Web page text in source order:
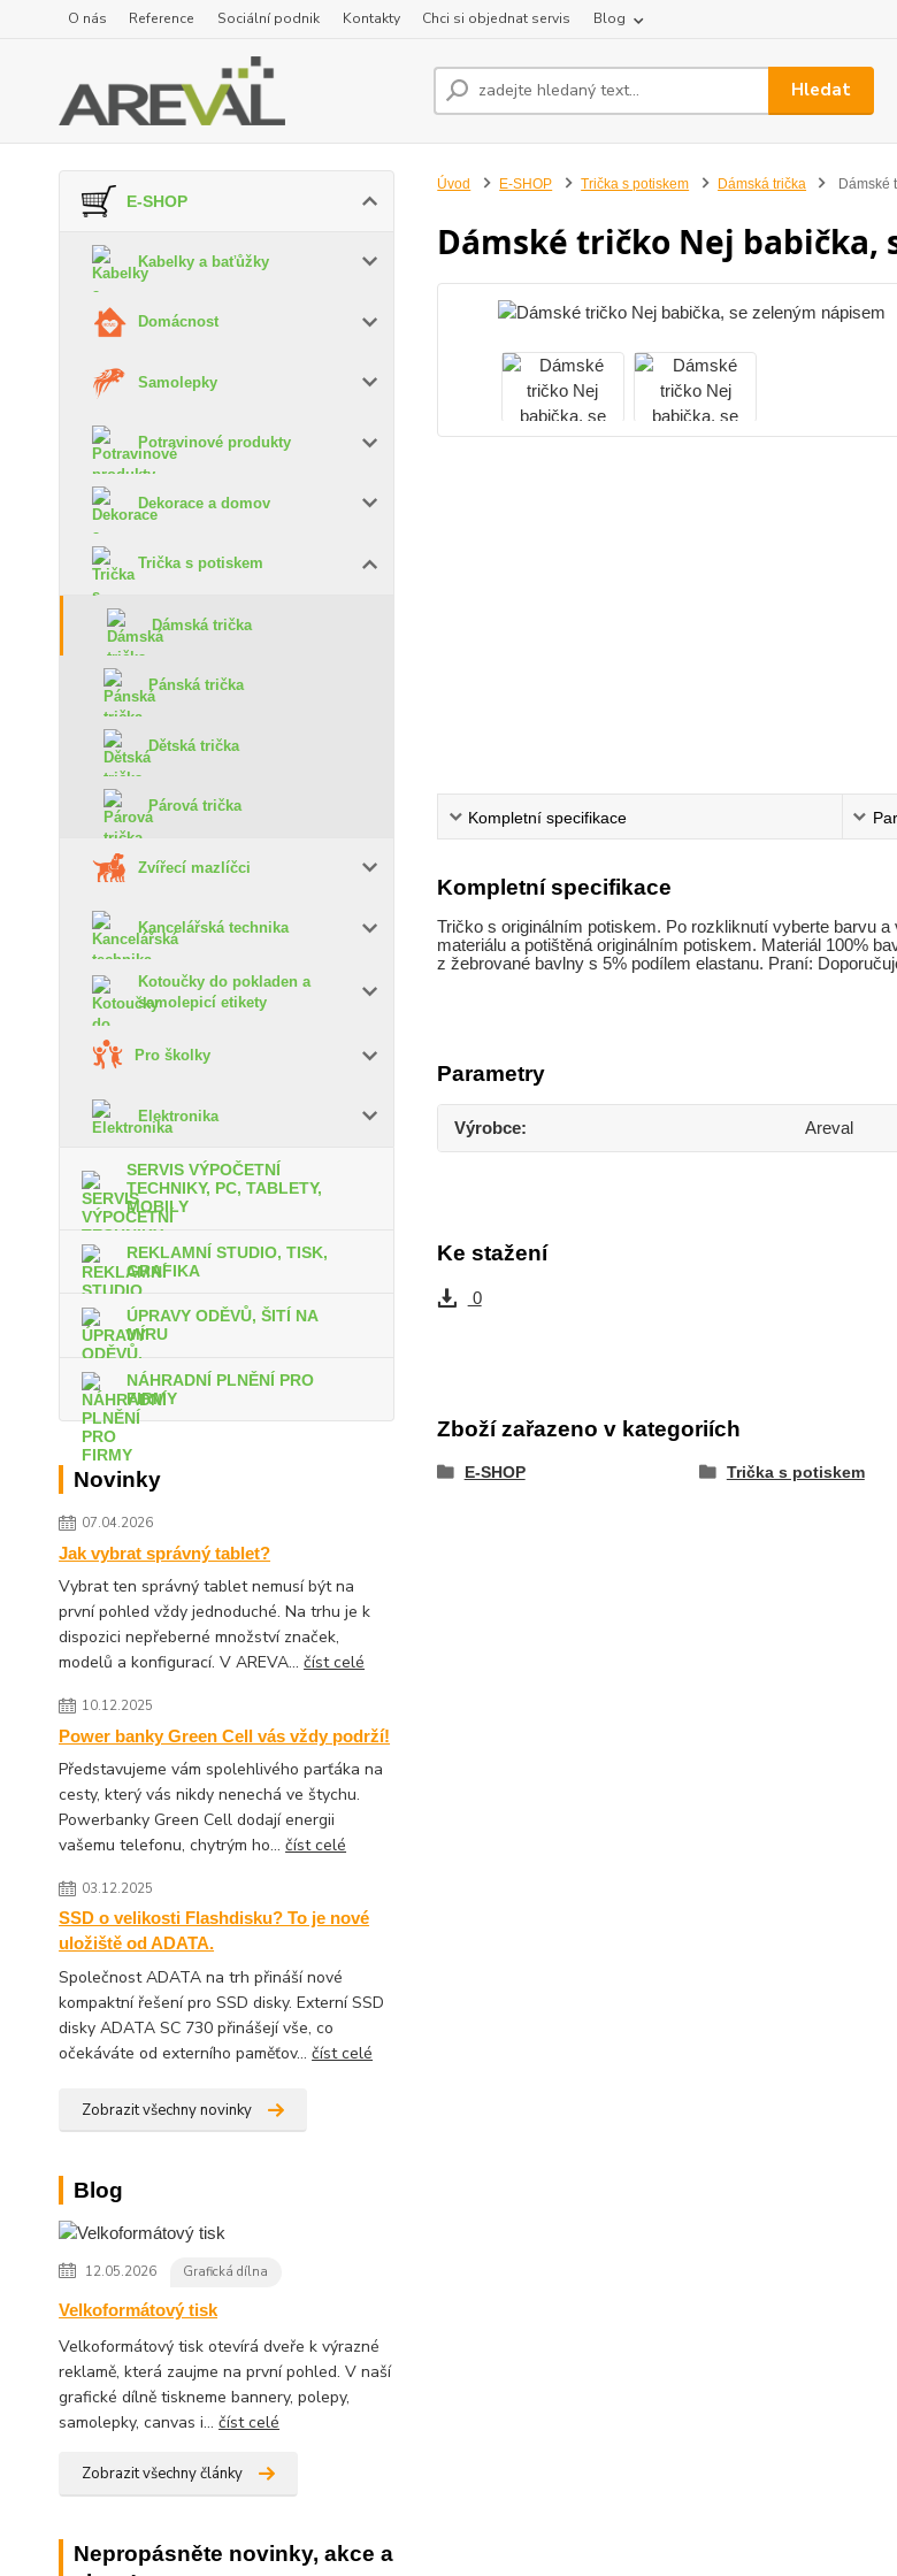
O nás Reference Sociální podnik Kontakty Chci si objednat servis Blog
Hledat
E-SHOP
Kabelky a baťůžky
Domácnost
Samolepky
Potravinové produkty
Dekorace a domov
Trička s potiskem
Dámská trička
Pánská trička
Dětská trička
Párová trička
Zvířecí mazlíčci
Kancelářská technika
Kotoučky do pokladen a
samolepicí etikety
Pro školky
Elektronika
SERVIS VÝPOČETNÍ
TECHNIKY, PC, TABLETY,
MOBILY
REKLAMNÍ STUDIO, TISK,
GRAFIKA
ÚPRAVY ODĚVŮ, ŠITÍ NA
MÍRU
NÁHRADNÍ PLNĚNÍ PRO
FIRMY
Novinky
07.04.2026
Jak vybrat správný tablet?
Vybrat ten správný tablet nemusí být na
první pohled vždy jednoduché. Na trhu je k
dispozici nepřeberné množství značek,
modelů a konfigurací. V AREVA...číst celé
10.12.2025
Power banky Green Cell vás vždy podrží!
Představujeme vám spolehlivého parťáka na
cesty, který vás nikdy nenechá ve štychu.
Powerbanky Green Cell dodají energii
vašemu telefonu, chytrým ho...číst celé
03.12.2025
SSD o velikosti Flashdisku? To je nové
uložiště od ADATA.
Společnost ADATA na trh přináší nové
kompaktní řešení pro SSD disky. Externí SSD
disky ADATA SC 730 přinášejí vše, co
očekáváte od externího paměťov...číst celé
Zobrazit všechny novinky
Blog
12.05.2026 Grafická dílna
Velkoformátový tisk
Velkoformátový tisk otevírá dveře k výrazné
reklamě, která zaujme na první pohled. V naší
grafické dílně tiskneme bannery, polepy,
samolepky, canvas i...číst celé
Zobrazit všechny články
Nepropásněte novinky, akce a
Úvod E-SHOP Trička s potiskem Dámská trička Dámské
Dámské tričko Nej babička,
Kompletní specifikace
Kompletní specifikace
Tričko s originálním potiskem. Po rozkliknutí vyberte barvu
materiálu a potištěná originálním potiskem. Materiál 100%
z žebrované bavlny s 5% podílem elastanu. Praní:
Parametry
Výrobce Areval
Ke stažení
0
Zboží zařazeno v kategoriích
E-SHOP Trička s potiskem